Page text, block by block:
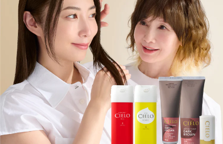
ヘアカラークリーム
ムースカラー
ヘアカラーミルキー
ワンデー白髪かくし